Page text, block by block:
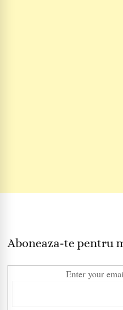
Aboneaza-te pentru
Enter your